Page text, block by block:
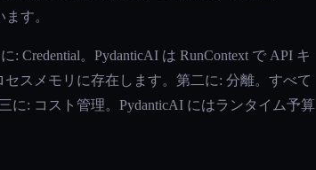
す。
Credential。PydanticAI は RunContext で API キ
スメモリに存在します。第二に: 分離。すべて
に: コスト管理。PydanticAI にはランタイム予算